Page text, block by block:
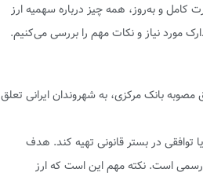
کامل و به‌روز، همه چیز درباره سهمیه ارز
بانک مرکزی، به شهروندان ایرانی تعلق
توافقی در بستر قانونی تهیه کند. هدف
است. نکته مهم این است که ارز